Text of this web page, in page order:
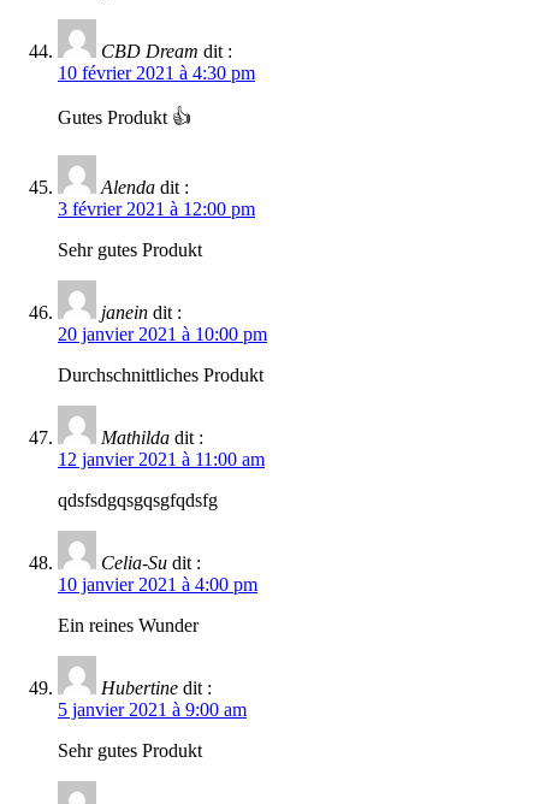
CBD Dream dit :
10 février 2021 à 4:30 pm
Gutes Produkt 👍
Alenda dit :
3 février 2021 à 12:00 pm
Sehr gutes Produkt
janein dit :
20 janvier 2021 à 10:00 pm
Durchschnittliches Produkt
Mathilda dit :
12 janvier 2021 à 11:00 am
qdsfsdgqsgqsgfqdsfg
Celia-Su dit :
10 janvier 2021 à 4:00 pm
Ein reines Wunder
Hubertine dit :
5 janvier 2021 à 9:00 am
Sehr gutes Produkt